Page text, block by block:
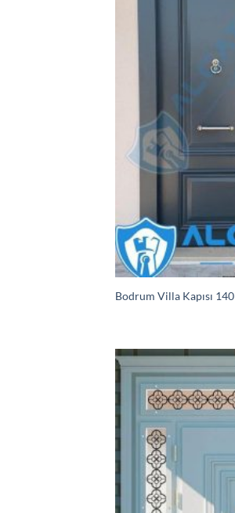
Bodrum Villa Kapısı 140